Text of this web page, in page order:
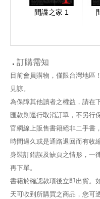
間諜之家 1
訂購需知
目前會員購物，僅限台灣地區
見諒。
為保障其他讀者之權益，請在
匯款則逕行取消訂單，不另行
官網線上販售書籍絕非二手書
時間過久或是通路退回而有收
身裝訂錯誤及缺頁之情形，一
再下單。
書籍於確認款項後立即出貨。
天可收到所購買之商品，您可